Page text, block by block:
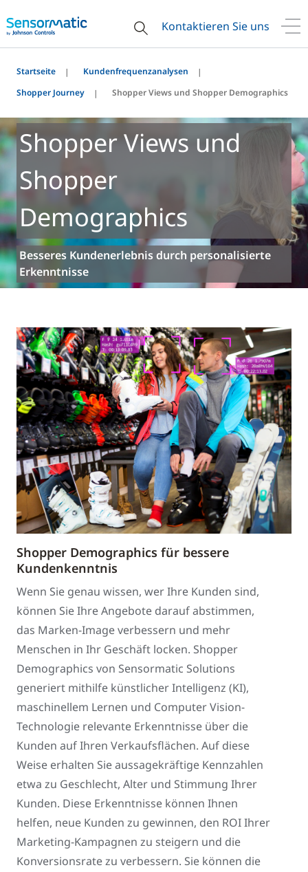
Kontaktieren Sie uns
Startseite
Kundenfrequenzanalysen
Shopper Journey
Shopper Views und Shopper Demographics
Shopper Views und
Shopper
Demographics
Besseres Kundenerlebnis durch personalisierte
Erkenntnisse
Shopper Demographics für bessere
Kundenkenntnis
Wenn Sie genau wissen, wer Ihre Kunden sind,
können Sie Ihre Angebote darauf abstimmen,
das Marken-Image verbessern und mehr
Menschen in Ihr Geschäft locken. Shopper
Demographics von Sensormatic Solutions
generiert mithilfe künstlicher Intelligenz (KI),
maschinellem Lernen und Computer Vision-
Technologie relevante Erkenntnisse über die
Kunden auf Ihren Verkaufsflächen. Auf diese
Weise erhalten Sie aussagekräftige Kennzahlen
etwa zu Geschlecht, Alter und Stimmung Ihrer
Kunden. Diese Erkenntnisse können Ihnen
helfen, neue Kunden zu gewinnen, den ROI Ihrer
Marketing-Kampagnen zu steigern und die
Konversionsrate zu verbessern. Sie können die